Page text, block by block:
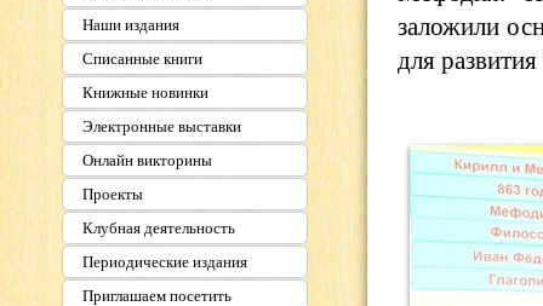
Наши издания
Списанные книги
Книжные новинки
Электронные выставки
Онлайн викторины
Проекты
Клубная деятельность
Периодические издания
Приглашаем посетить
заложили
для